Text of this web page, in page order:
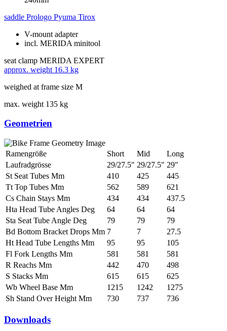
saddle Prologo Pyuma Tirox
V-mount adapter
incl. MERIDA minitool
seat clamp MERIDA EXPERT
approx. weight 16.3 kg
weighed at frame size M
max. weight 135 kg
Geometrien
Ramengröße Short Mid
Long
Laufradgrösse
29/27.5" 29/27.5" 29"
St Seat Tubes Mm
410 425
445
Tt Top Tubes Mm
562 589
621
Cs Chain Stays Mm
434 434
437.5
Hta Head Tube Angles Deg
64 64
64
Sta Seat Tube Angle Deg
79 79
79
Bd Bottom Bracket Drops Mm 7 7
27.5
Ht Head Tube Lengths Mm
95 95
105
Fl Fork Lengths Mm
581 581
581
R Reachs Mm
442 470
498
S Stacks Mm
615 615
625
Wb Wheel Base Mm
1215 1242
1275
Sh Stand Over Height Mm
730 737 736
Downloads